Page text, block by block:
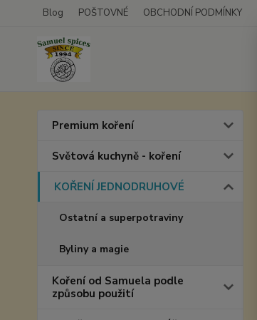
Blog POŠTOVNÉ OBCHODNÍ PODMÍNKY
Premium koření
Světová kuchyně - koření
KOŘENÍ JEDNODRUHOVÉ
Ostatní a superpotraviny
Byliny a magie
Koření od Samuela podle
způsobu použití